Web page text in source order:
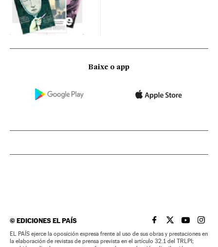
Baixe o app
©EDICIONES EL PAÍS EL PAÍS BRASIL EN
EL PAÍSEL PAÍS
EL
EL PAÍS ejerce la oposición expresa frente al uso de sus obras y prestaciones en
la elaboración de revistas de prensa prevista en el artículo 32.1 del TRLPI;